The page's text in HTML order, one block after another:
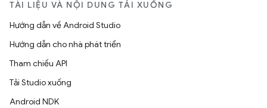
TÀI LIỆU VÀ NỘI DUNG TẢI XUỐNG
Hướng dẫn về Android Studio
Hướng dẫn cho nhà phát triển
Tham chiếu API
Tải Studio xuống
Android NDK